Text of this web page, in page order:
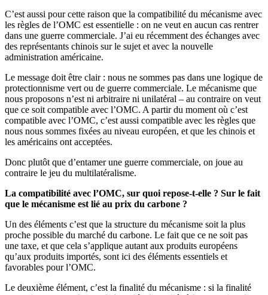
C’est aussi pour cette raison que la compatibilité du mécanisme avec
les règles de l’OMC est essentielle : on ne veut en aucun cas rentrer
dans une guerre commerciale. J’ai eu récemment des échanges avec
des représentants chinois sur le sujet et avec la nouvelle
administration américaine.
Le message doit être clair : nous ne sommes pas dans une logique de
protectionnisme vert ou de guerre commerciale. Le mécanisme que
nous proposons n’est ni arbitraire ni unilatéral – au contraire on veut
que ce soit compatible avec l’OMC. A partir du moment où c’est
compatible avec l’OMC, c’est aussi compatible avec les règles que
nous nous sommes fixées au niveau européen, et que les chinois et
les américains ont acceptées.
Donc plutôt que d’entamer une guerre commerciale, on joue au
contraire le jeu du multilatéralisme.
La compatibilité avec l’OMC, sur quoi repose-t-elle ? Sur le fait
que le mécanisme est lié au prix du carbone ?
Un des éléments c’est que la structure du mécanisme soit la plus
proche possible du marché du carbone. Le fait que ce ne soit pas
une taxe, et que cela s’applique autant aux produits européens
qu’aux produits importés, sont ici des éléments essentiels et
favorables pour l’OMC.
Le deuxième élément, c’est la finalité du mécanisme : si la finalité